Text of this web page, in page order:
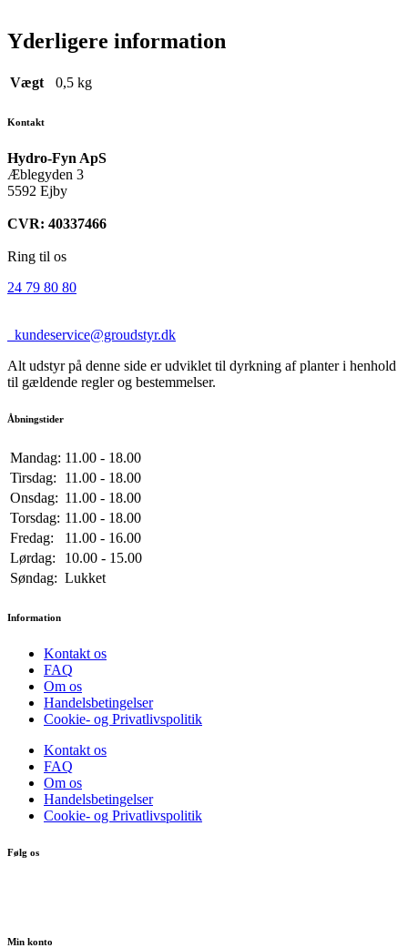
Yderligere information
Vægt 0,5 kg
Kontakt
Hydro-Fyn ApS
Æblegyden 3
5592 Ejby
CVR: 40337466
Ring til os
24 79 80 80
kundeservice@groudstyr.dk
Alt udstyr på denne side er udviklet til dyrkning af planter i henhold
til gældende regler og bestemmelser.
Åbningstider
Mandag: 11.00 - 18.00
Tirsdag:
11.00 - 18.00
Onsdag: 11.00 - 18.00
Torsdag: 11.00 - 18.00
Fredag:
11.00 - 16.00
Lørdag:
10.00 - 15.00
Søndag: Lukket
Information
Kontakt os
FAQ
Om os
Handelsbetingelser
Cookie- og Privatlivspolitik
Kontakt os
FAQ
Om os
Handelsbetingelser
Cookie- og Privatlivspolitik
Følg os
Min konto